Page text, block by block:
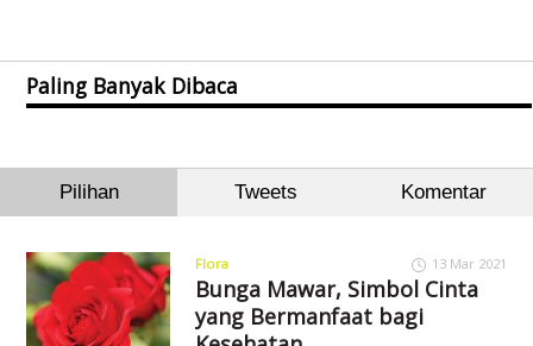
Paling Banyak Dibaca
Pilihan Tweets Komentar
Flora 13 Mar 2021
Bunga Mawar, Simbol Cinta
yang Bermanfaat bagi